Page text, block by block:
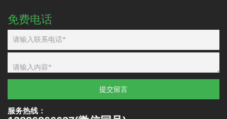
免费电话
提交留言
服务热线：